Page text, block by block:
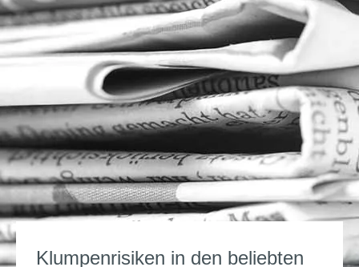
Klumpenrisiken in den beliebten